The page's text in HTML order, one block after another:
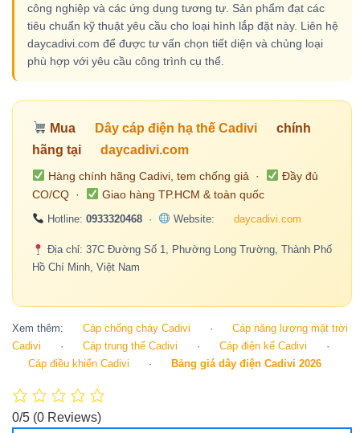
công nghiệp và các ứng dụng tương tự. Sản phẩm đạt các
tiêu chuẩn kỹ thuật yêu cầu cho loại hình lắp đặt này. Liên hệ
daycadivi.com để được tư vấn chọn tiết diện và chủng loại
phù hợp với yêu cầu công trình cụ thể.
Mua Dây cáp điện hạ thế Cadivi
chính
hãng tại
daycadivi.com
Hàng chính hãng Cadivi, tem chống giả ·
Đầy đủ
CO/CQ ·
Giao hàng TP.HCM & toàn quốc
Hotline: 0933320468· Website: daycadivi.com
Địa chỉ: 37C Đường Số 1, Phường Long Trường, Thành Phố
Hồ Chí Minh, Việt Nam
Xem thêm: Cáp chống cháy Cadivi ·
Cáp năng lượng mặt trời
Cadivi
· Cáp trung thế Cadivi · Cáp điện kế Cadivi
·
Cáp điều khiển Cadivi
· Bảng giá dây điện Cadivi 2026
0/5 (0 Reviews)